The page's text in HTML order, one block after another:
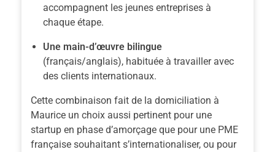
accompagnent les jeunes entreprises à
chaque étape.
Une main-d’œuvre bilingue
(français/anglais), habituée à travailler avec
des clients internationaux.
Cette combinaison fait de la domiciliation à
Maurice un choix aussi pertinent pour une
startup en phase d’amorçage que pour une PME
française souhaitant s’internationaliser, ou pour